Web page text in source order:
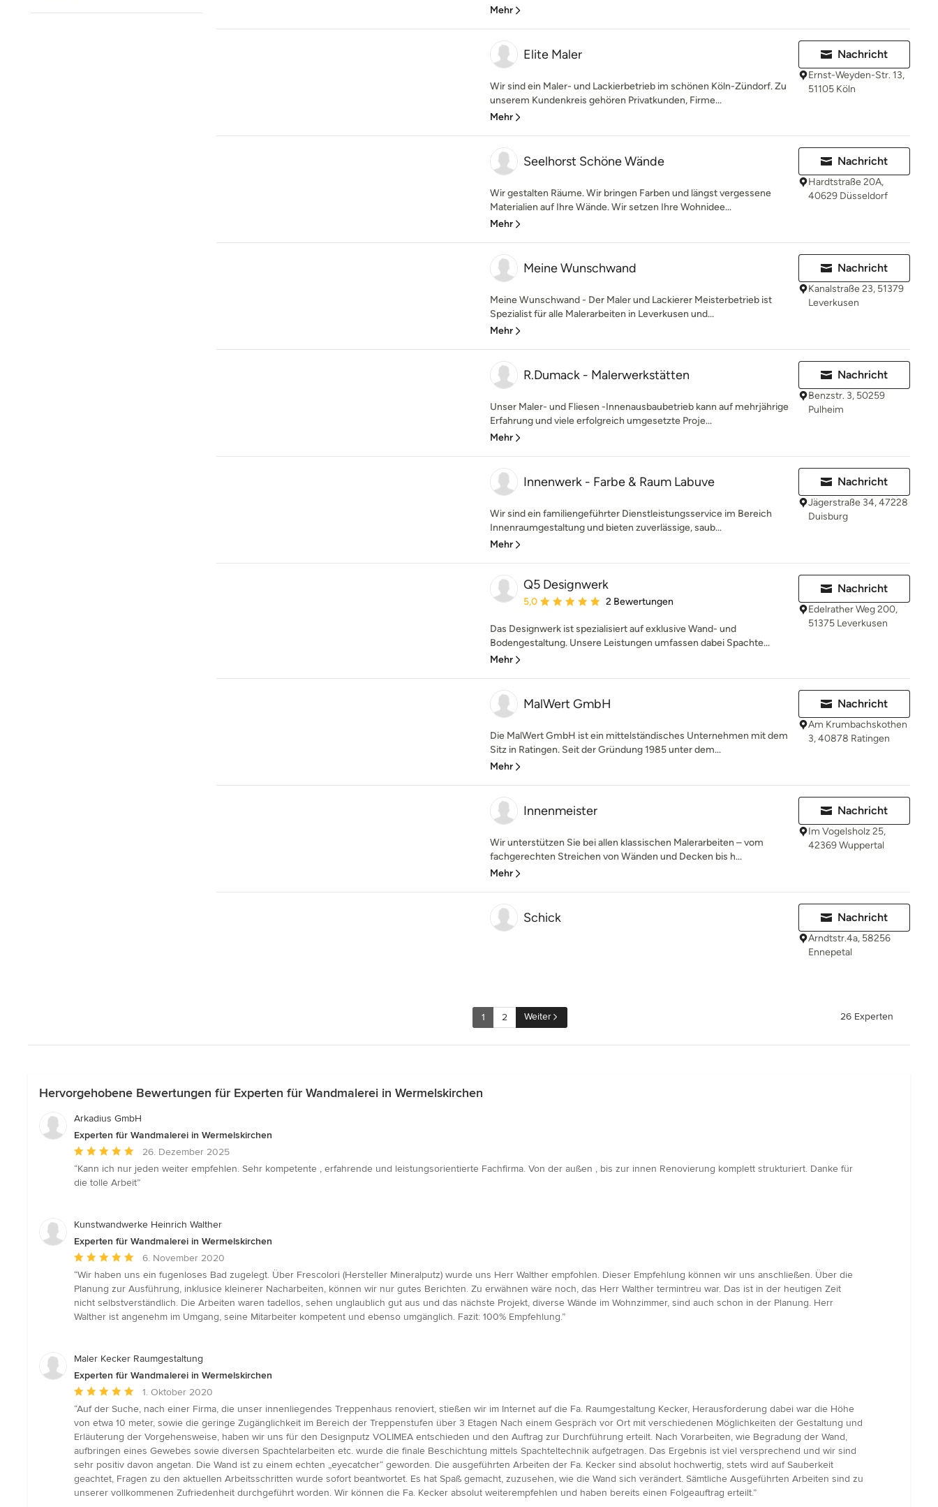
Mehr
Elite Maler
Wir sind ein Maler- und Lackierbetrieb im schönen Köln-Zündorf. Zu
unserem Kundenkreis gehören Privatkunden, Firme...
Mehr
Nachricht
Ernst-Weyden-Str. 13,
51105 Köln
Seelhorst Schöne Wände
Wir gestalten Räume. Wir bringen Farben und längst vergessene
Materialien auf Ihre Wände. Wir setzen Ihre Wohnidee...
Mehr
Nachricht
Hardtstraße 20A,
40629 Düsseldorf
Meine Wunschwand
Meine Wunschwand - Der Maler und Lackierer Meisterbetrieb ist
Spezialist für alle Malerarbeiten in Leverkusen und...
Mehr
Nachricht
Kanalstraße 23, 51379
Leverkusen
R.Dumack - Malerwerkstätten
Unser Maler- und Fliesen -Innenausbaubetrieb kann auf mehrjährige
Erfahrung und viele erfolgreich umgesetzte Proje...
Mehr
Nachricht
Benzstr. 3, 50259
Pulheim
Innenwerk - Farbe & Raum Labuve
Wir sind ein familiengeführter Dienstleistungsservice im Bereich
Innenraumgestaltung und bieten zuverlässige, saub...
Mehr
Nachricht
Jägerstraße 34, 47228
Duisburg
Q5 Designwerk
Durchschnittliche Bewertung: 5 von 5 Sternen
5,0 2 Bewertungen
Das Designwerk ist spezialisiert auf exklusive Wand- und
Bodengestaltung. Unsere Leistungen umfassen dabei Spachte...
Mehr
Nachricht
Edelrather Weg 200,
51375 Leverkusen
MalWert GmbH
Die MalWert GmbH ist ein mittelständisches Unternehmen mit dem
Sitz in Ratingen. Seit der Gründung 1985 unter dem...
Mehr
Nachricht
Am Krumbachskothen
3, 40878 Ratingen
Innenmeister
Wir unterstützen Sie bei allen klassischen Malerarbeiten – vom
fachgerechten Streichen von Wänden und Decken bis h...
Mehr
Nachricht
Im Vogelsholz 25,
42369 Wuppertal
Schick Nachricht
Arndtstr.4a, 58256
Ennepetal
1 2 Weiter 26 Experten
Hervorgehobene Bewertungen für Experten für Wandmalerei in Wermelskirchen
Arkadius GmbH
Experten für Wandmalerei in Wermelskirchen
Durchschnittliche
Bewertung:
5
Sternen
26. Dezember 2025
“Kann ich nur jeden weiter empfehlen. Sehr kompetente , erfahrende und leistungsorientierte Fachfirma. Von der außen , bis zur innen Renovierung komplett strukturiert. Danke für
die tolle Arbeit”
Kunstwandwerke Heinrich Walther
Experten für Wandmalerei in Wermelskirchen
Durchschnittliche
Bewertung:
5
von
5
6. November 2020
“Wir haben uns ein fugenloses Bad zugelegt. Über Frescolori (Hersteller Mineralputz) wurde uns Herr Walther empfohlen. Dieser Empfehlung können wir uns anschließen. Über die
Planung zur Ausführung, inklusice kleinerer Nacharbeiten, können wir nur gutes Berichten. Zu erwähnen wäre noch, das Herr Walther termintreu war. Das ist in der heutigen Zeit
nicht selbstverständlich. Die Arbeiten waren tadellos, sehen unglaublich gut aus und das nächste Projekt, diverse Wände im Wohnzimmer, sind auch schon in der Planung. Herr
Walther ist angenehm im Umgang, seine Mitarbeiter kompetent und ebenso umgänglich. Fazit: 100% Empfehlung.”
Maler Kecker Raumgestaltung
Experten für Wandmalerei in Wermelskirchen
Durchschnittliche
Bewertung:
5
von
5
Sternen
1. Oktober 2020
“Auf der Suche, nach einer Firma, die unser innenliegendes Treppenhaus renoviert, stießen wir im Internet auf die Fa. Raumgestaltung Kecker, Herausforderung dabei war die Höhe
von etwa 10 meter, sowie die geringe Zugänglichkeit im Bereich der Treppenstufen über 3 Etagen Nach einem Gespräch vor Ort mit verschiedenen Möglichkeiten der Gestaltung und
Erläuterung der Vorgehensweise, haben wir uns für den Designputz VOLIMEA entschieden und den Auftrag zur Durchführung erteilt. Nach Vorarbeiten, wie Begradung der Wand,
aufbringen eines Gewebes sowie diversen Spachtelarbeiten etc. wurde die finale Beschichtung mittels Spachteltechnik aufgetragen. Das Ergebnis ist viel versprechend und wir sind
sehr positiv davon angetan. Die Wand ist zu einem echten „eyecatcher“ geworden. Die ausgeführten Arbeiten der Fa. Kecker sind absolut hochwertig, stets wird auf Sauberkeit
geachtet, Fragen zu den aktuellen Arbeitsschritten wurde sofort beantwortet. Es hat Spaß gemacht, zuzusehen, wie die Wand sich verändert. Sämtliche Ausgeführten Arbeiten sind zu
unserer vollkommenen Zufriedenheit durchgeführt worden. Wir können die Fa. Kecker absolut weiterempfehlen und haben bereits einen Folgeauftrag erteilt.”